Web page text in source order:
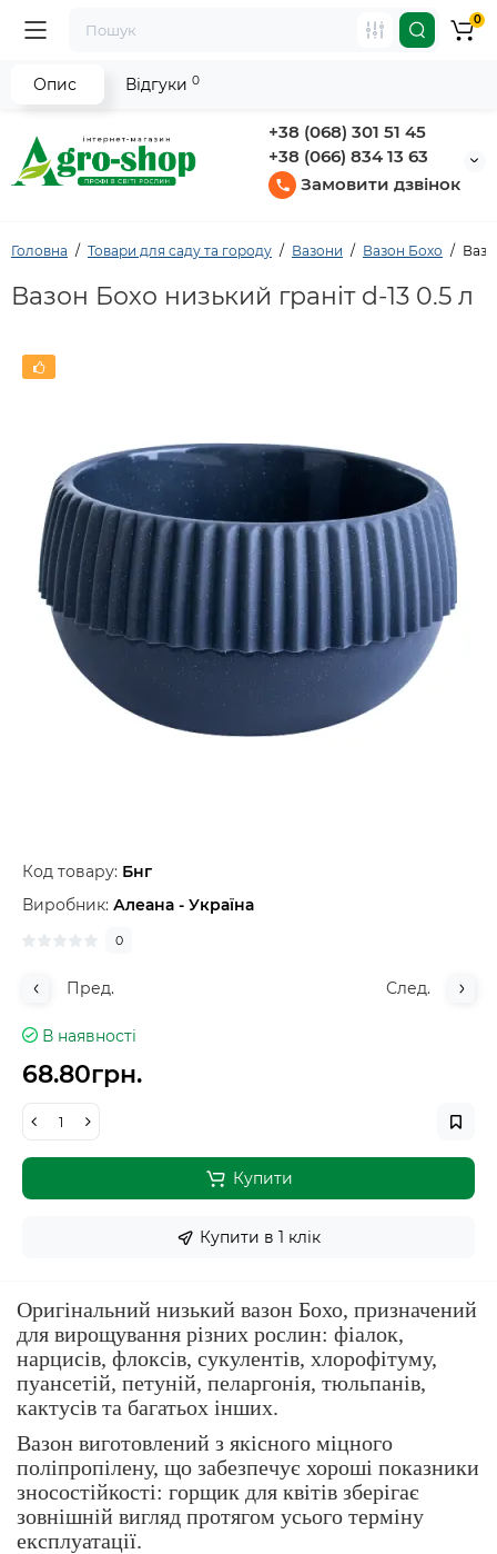
+38 (068) 301 51 45
+38 (066) 834 13 63
Замовити дзвінок
0
Головна Товари для саду та городу Вазони Вазон Бохо
Вазон Бохо низький граніт d-13 0.5 л
Код товару: Бнг
Виробник: Алеана - Україна
0
Пред. След.
В наявності
68.80грн.
Купити
Купити в 1 клiк
Опис Відгуки 0
Оригінальний низький вазон Бохо, призначений
для вирощування різних рослин: фіалок,
нарцисів, флоксів, сукулентів, хлорофітуму,
пуансетій, петуній, пеларгонія, тюльпанів,
кактусів та багатьох інших.
Вазон виготовлений з якісного міцного
поліпропілену, що забезпечує хороші показники
зносостійкості: горщик для квітів зберігає
зовнішній вигляд протягом усього терміну
експлуатації.